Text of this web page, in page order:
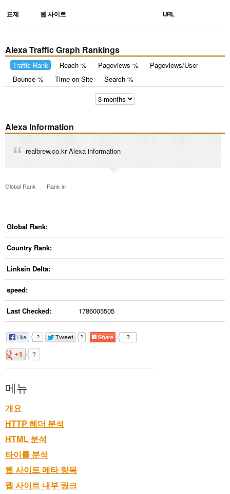
표제 웹 사이트 URL
Alexa Traffic Graph Rankings
Traffic Rank Reach % Pageviews %
Pageviews/User
Bounce %
Time on Site Search %
Alexa Information
realbrew.co.kr Alexa information
Global Rank Rank in
Global Rank:
Country Rank:
Linksin Delta:
speed:
Last Checked: 1786005505
메뉴
개요
HTTP 헤더 분석
HTML 분석
타이틀 분석
웹 사이트 메타 항목
웹 사이트 내부 링크